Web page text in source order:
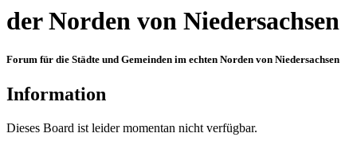
der Norden von Niedersachsen
Forum für die Städte und Gemeinden im echten Norden von Niedersachsen
Information
Dieses Board ist leider momentan nicht verfügbar.